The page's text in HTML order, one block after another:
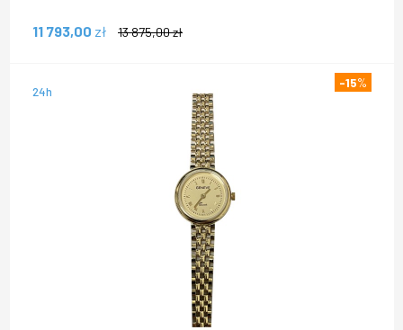
11 793,00 zł 13 875,00zł
24h
-15%